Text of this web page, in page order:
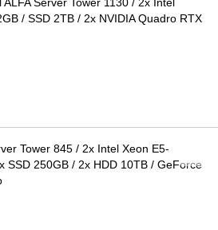
/ SSD 2TB / 2x NVIDIA Quadro RTX